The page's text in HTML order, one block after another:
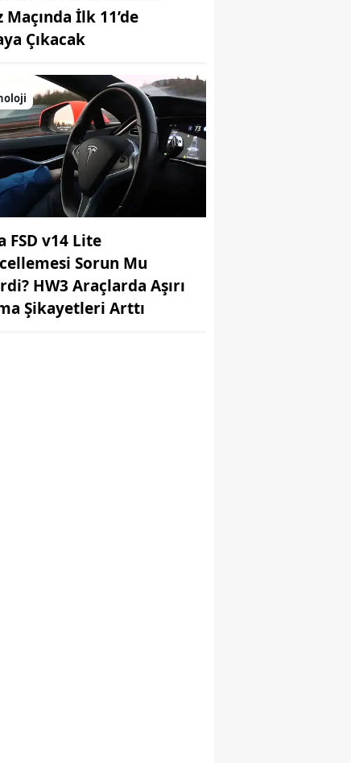
Maçında İlk 11’de
Çıkacak
FSD v14 Lite
Sorun Mu
HW3 Araçlarda Aşırı
Şikayetleri Arttı